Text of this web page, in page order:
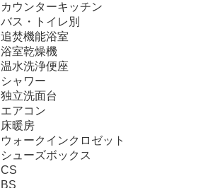
カウンターキッチン
バス・トイレ別
追焚機能浴室
浴室乾燥機
温水洗浄便座
シャワー
独立洗面台
エアコン
床暖房
ウォークインクロゼット
シューズボックス
CS
BS